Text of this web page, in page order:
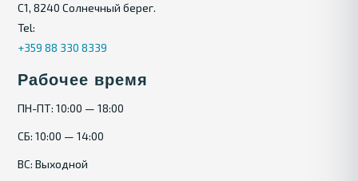
С1, 8240 Солнечный берег.
Tel:
+359 88 330 8339
Рабочее время
ПН-ПТ: 10:00 — 18:00
СБ: 10:00 — 14:00
ВС: Выходной